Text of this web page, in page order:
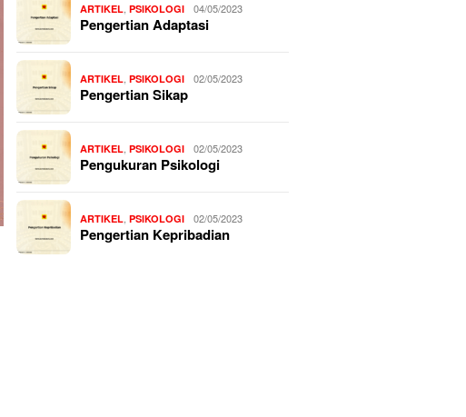
ARTIKEL ,PSIKOLOGI 04/05/2023
Pengertian Adaptasi
ARTIKEL ,PSIKOLOGI 02/05/2023
Pengertian Sikap
ARTIKEL ,PSIKOLOGI 02/05/2023
Pengukuran Psikologi
ARTIKEL ,PSIKOLOGI 02/05/2023
Pengertian Kepribadian